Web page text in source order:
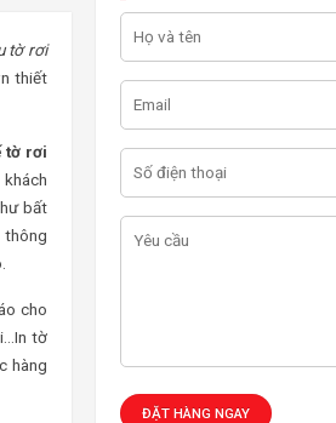
tờ rơi
thiết
tờ rơi
bất
thông
cho
tờ
hàng